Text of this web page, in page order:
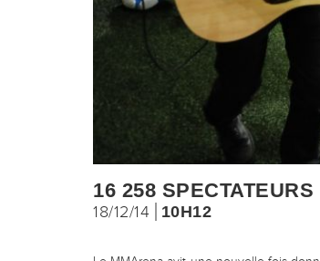
16 258
18/12/14 10H12